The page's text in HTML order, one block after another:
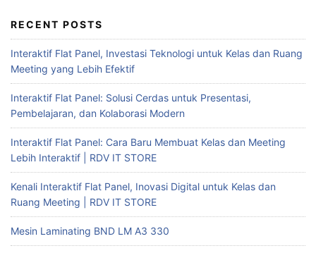
RECENT POSTS
Interaktif Flat Panel, Investasi Teknologi untuk Kelas dan Ruang
Meeting yang Lebih Efektif
Interaktif Flat Panel: Solusi Cerdas untuk Presentasi,
Pembelajaran, dan Kolaborasi Modern
Interaktif Flat Panel: Cara Baru Membuat Kelas dan Meeting
Lebih Interaktif | RDV IT STORE
Kenali Interaktif Flat Panel, Inovasi Digital untuk Kelas dan
Ruang Meeting | RDV IT STORE
Mesin Laminating BND LM A3 330